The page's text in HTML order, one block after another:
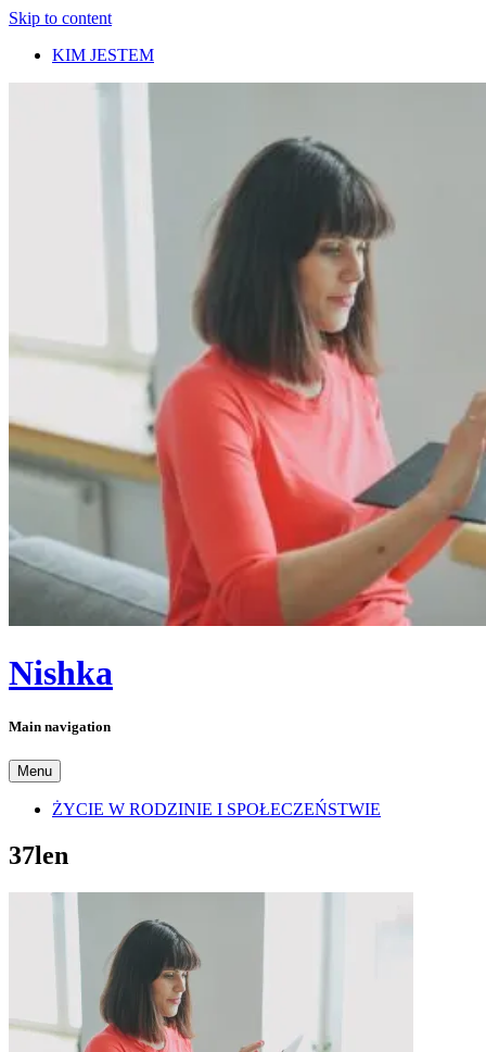
Skip to content
KIM JESTEM
Nishka
Main navigation
Menu
ŻYCIE W RODZINIE I SPOŁECZEŃSTWIE
37len